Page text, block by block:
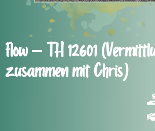
Flow – TH 12601
zusammen mit Chris)